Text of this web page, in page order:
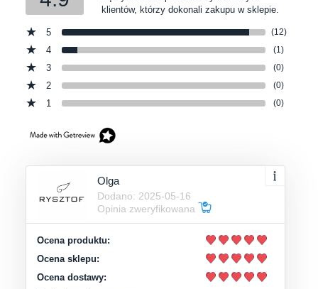
klientów, którzy dokonali zakupu w sklepie.
5 (12)
4 (1)
3 (0)
2 (0)
1 (0)
Olga
Dodano: 2025-05-16
Opinia zweryfikowana
Ocena produktu:
Ocena sklepu:
Ocena dostawy: